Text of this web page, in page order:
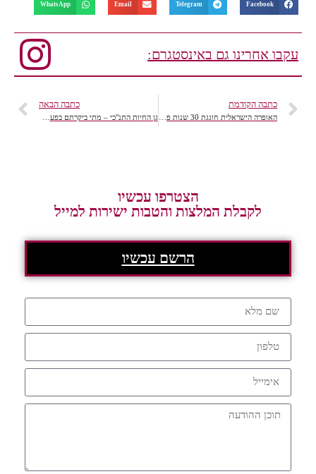
Facebook
Telegram
Email
WhatsApp
עקבו אחרינו גם באינסטגרם:
כתבה הקודמת כתבה הבאה
הצטרפו עכשיו
לקבלת המלצות והטבות ישירות למייל
הרשם עכשיו